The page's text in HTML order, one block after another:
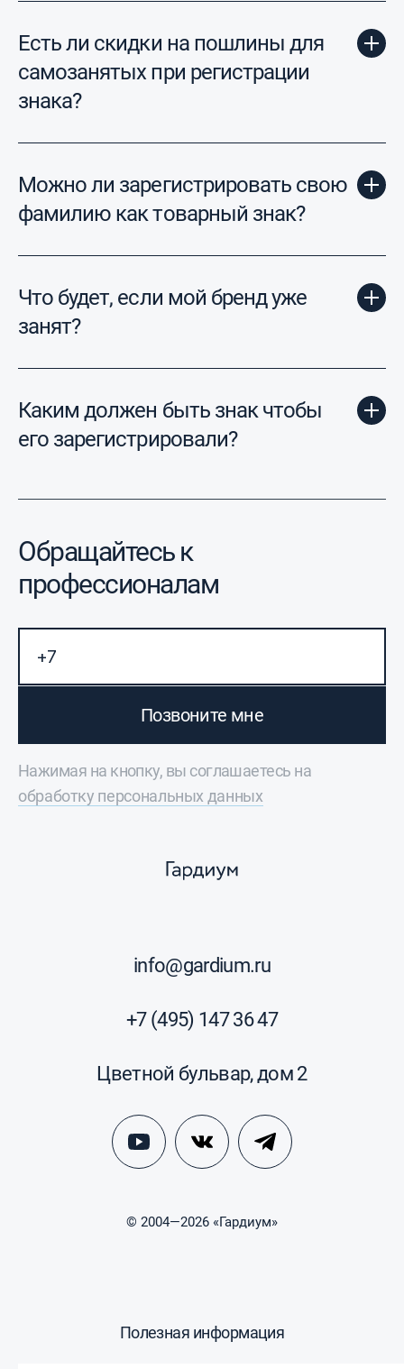
Есть ли скидки на пошлины для
самозанятых при регистрации
знака?
Можно ли зарегистрировать свою
фамилию как товарный знак?
Что будет, если мой бренд уже
занят?
Каким должен быть знак чтобы
его зарегистрировали?
Обращайтесь к
профессионалам
Позвоните мне
Нажимая на кнопку, вы соглашаетесь на
обработку персональных данных
info@gardium.ru
+7 (495) 147 36 47
Цветной бульвар, дом 2
© 2004—2026 «Гардиум»
Полезная информация